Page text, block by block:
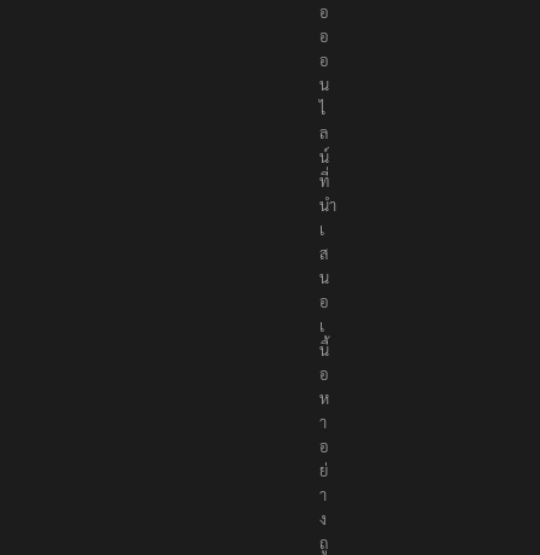
อ
อ
อ
น
ไ
ล
น์
ที่
นำ
เ
ส
น
อ
เ
นื้
อ
ห
า
อ
ย่
า
ง
ถู